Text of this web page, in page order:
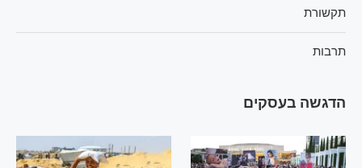
תקשורת
תרבות
הדגשה בעסקים